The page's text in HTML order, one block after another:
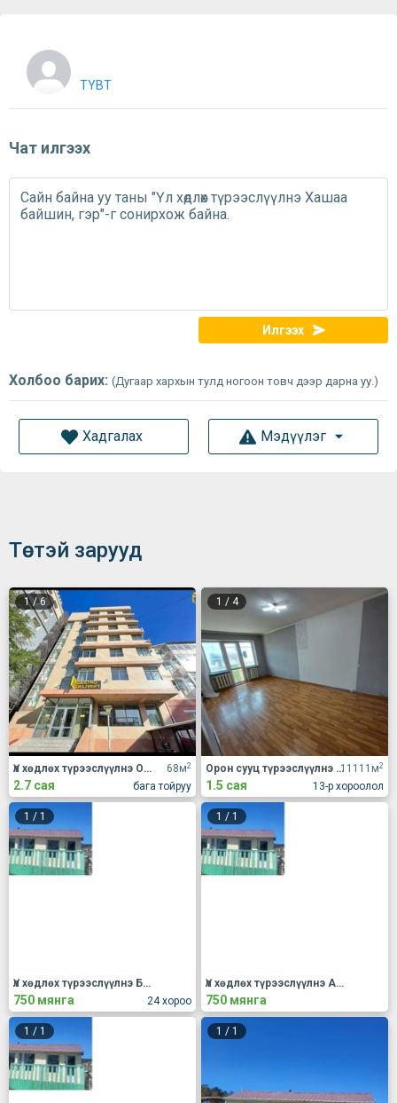
TYBT
Чат илгээх
Илгээх
Холбоо барих: (Дугаар хархын тулд ногоон товч дээр дарна уу.)
Хадгалах Мэдүүлэг
Төстэй зарууд
1/6
68м2
бага тойруу
Үл хөдлөх түрээслүүлнэ Оффис
2.7 сая
1 / 4
11111м2
13-р хороолол
Орон сууц түрээслүүлнэ 2 өрөө
1.5 сая
1 / 1
24 хороо
Үл хөдлөх түрээслүүлнэ Бусад
750 мянга
1 / 1
Үл хөдлөх түрээслүүлнэ АОС, хаус, зуслан
750 мянга
1 / 1 1 / 1